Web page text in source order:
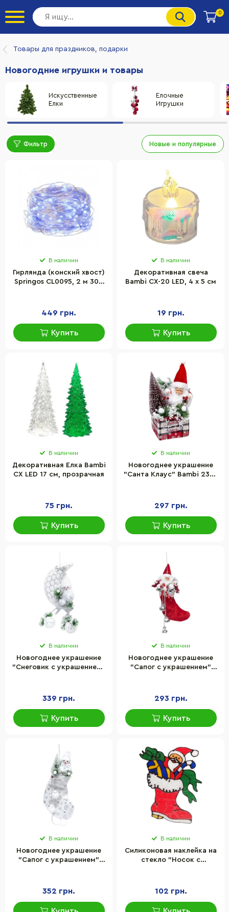
0
Товары для праздников, подарки
Новогодние игрушки и товары
Искусственные
Елки
Елочные
Игрушки
Фильтр Новые и популярные
В наличии
Гирлянда (конский хвост)
Springos CL0095, 2 м 300
449 грн.
Купить
В наличии
Декоративная свеча
Bambi CX-20 LED, 4 x 5 см
19 грн.
Купить
В наличии
Декоративная Елка Bambi
CX LED 17 см, прозрачная
75 грн.
Купить
В наличии
Новогоднее украшение
"Санта Клаус" Bambi 23M-
297 грн.
Купить
В наличии
Новогоднее украшение
"Снеговик с украшением"
339 грн.
Купить
В наличии
Новогоднее украшение
"Сапог с украшением"
293 грн.
Купить
В наличии
Новогоднее украшение
"Сапог с украшением"
352 грн.
В наличии
Силиконовая наклейка на
стекло "Носок с
102 грн.